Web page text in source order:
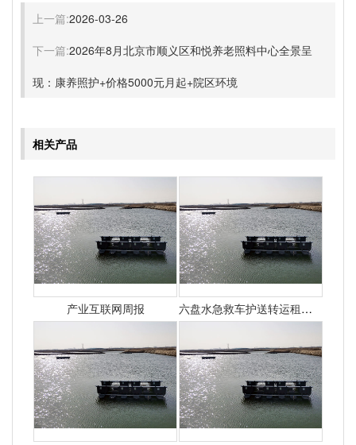
上一篇:2026-03-26
下一篇:2026年8月北京市顺义区和悦养老照料中心全景呈
现：康养照护+价格5000元月起+院区环境
相关产品
产业互联网周报 六盘水急救车护送转运租赁收费价目表-正规救护车出租最新排名一览